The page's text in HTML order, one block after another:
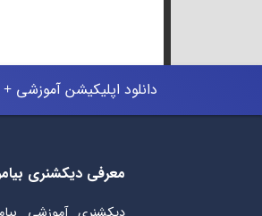
دانلود اپلیکیشن آموزشی
معرفی دیکشنری